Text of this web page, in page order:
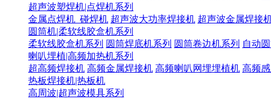
超声波塑焊机|点焊机系列
金属点焊机_碰焊机 超声波大功率焊接机 超声波金属焊接
圆筒机|柔软线胶盒机系列
柔软线胶盒机系列 圆筒焊底机系列 圆筒卷边机系列 自动
喇叭埋植|高频加热机系列
超高频焊接机 高频金属焊接机 高频喇叭网埋埋植机 高频
热板焊接机|热板机
高周波|超声波模具系列